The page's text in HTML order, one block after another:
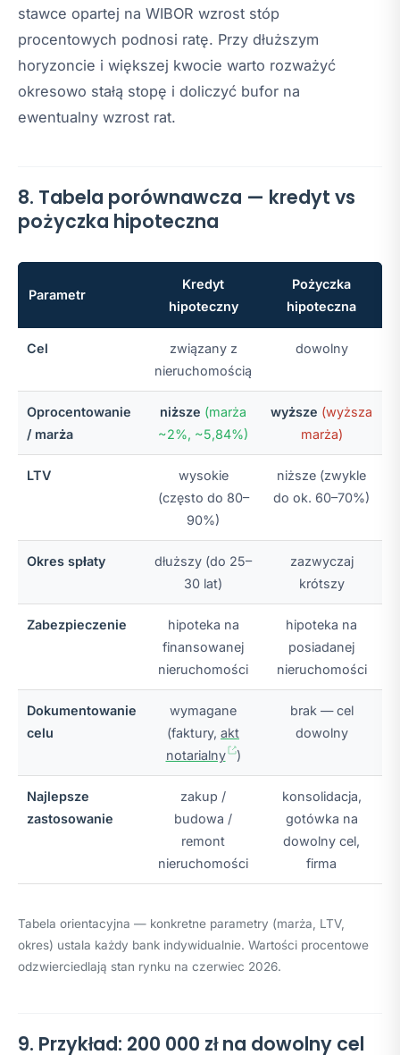
stawce opartej na WIBOR wzrost stóp
procentowych podnosi ratę. Przy dłuższym
horyzoncie i większej kwocie warto rozważyć
okresowo stałą stopę i doliczyć bufor na
ewentualny wzrost rat.
8. Tabela porównawcza — kredyt vs
pożyczka hipoteczna
Parametr
Kredyt
hipoteczny
Pożyczka
hipoteczna
Cel
związany z
nieruchomością
dowolny
Oprocentowanie
/ marża
niższe (marża
~2%, ~5,84%)
wyższe (wyższa
marża)
LTV
wysokie
(często do 80–
90%)
niższe (zwykle
do ok. 60–70%)
Okres spłaty
dłuższy (do 25–
30 lat)
zazwyczaj
krótszy
Zabezpieczenie
hipoteka na
finansowanej
nieruchomości
hipoteka na
posiadanej
nieruchomości
Dokumentowanie
celu
wymagane
(faktury, akt
notarialny
)
brak — cel
dowolny
Najlepsze
zastosowanie
zakup /
budowa /
remont
nieruchomości
konsolidacja,
gotówka na
dowolny cel,
firma
Tabela orientacyjna — konkretne parametry (marża, LTV,
okres) ustala każdy bank indywidualnie. Wartości procentowe
odzwierciedlają stan rynku na czerwiec 2026.
9. Przykład: 200 000 zł na dowolny cel